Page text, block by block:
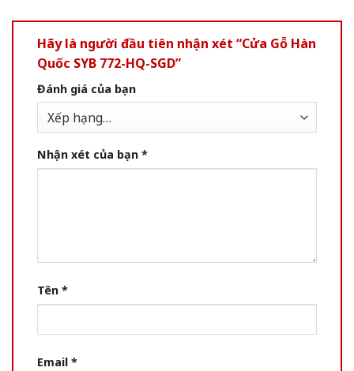
Hãy là người đầu tiên nhận xét “Cửa Gỗ Hàn
Quốc SYB 772-HQ-SGD”
Đánh giá của bạn
Nhận xét của bạn *
Tên *
Email *